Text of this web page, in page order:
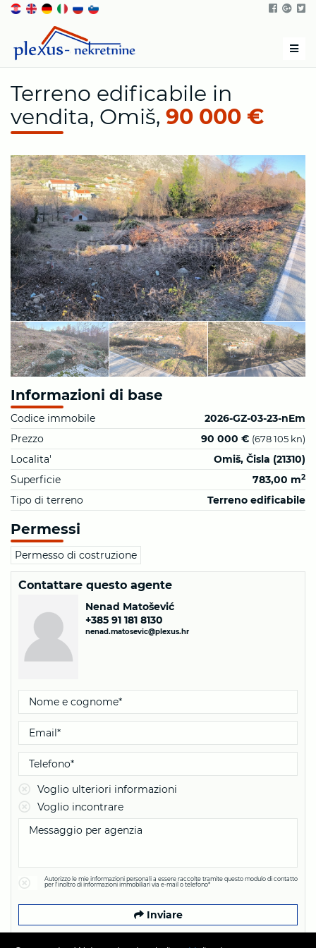
Menu
Terreno edificabile in
vendita, Omiš, 90 000 €
Informazioni di base
Codice immobile
2026-GZ-03-23-nEm
Prezzo
90 000 € (678 105 kn)
Localita'
Omiš, Čisla (21310)
Superficie
783,00 m2
Tipo di terreno Terreno edificabile
Permessi
Permesso di costruzione
Contattare questo agente
Nenad Matošević
+385 91 181 8130
nenad.matosevic@plexus.hr
Voglio ulteriori informazioni
Voglio incontrare
Autorizzo le mie informazioni personali a essere raccolte tramite questo modulo di contatto
per l'inoltro di informazioni immobiliari via e-mail o telefono*
Inviare